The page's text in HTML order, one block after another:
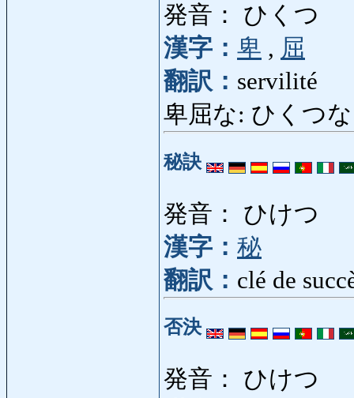
発音： ひくつ
漢字： 卑 , 屈
翻訳： servilité
卑屈な: ひくつな
秘訣
発音： ひけつ
漢字： 秘
翻訳： clé de
否決
発音： ひけつ